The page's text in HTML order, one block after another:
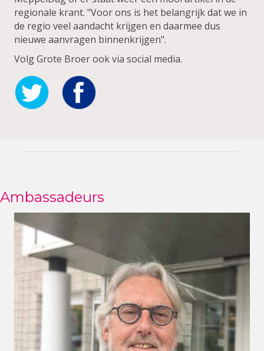
regionale krant. "Voor ons is het belangrijk dat we in
de regio veel aandacht krijgen en daarmee dus
nieuwe aanvragen binnenkrijgen".
Volg Grote Broer ook via social media.
Ambassadeurs